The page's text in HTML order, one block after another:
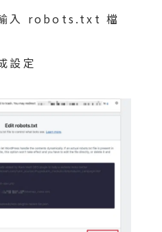
輸入 robots.txt 檔
設定